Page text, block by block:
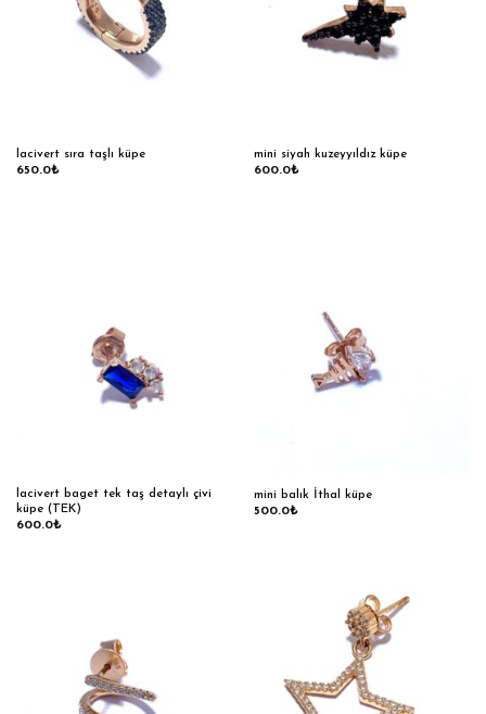
lacivert sıra taşlı küpe
650.0₺
mini siyah kuzeyyıldız küpe
600.0₺
lacivert baget tek taş detaylı çivi
küpe (TEK)
600.0₺
mini balık İthal küpe
500.0₺